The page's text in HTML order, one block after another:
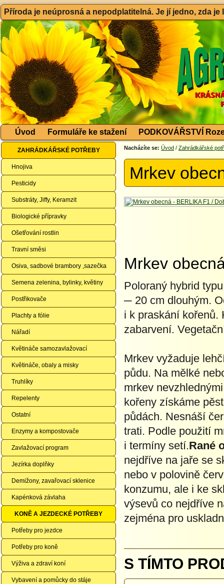
Příroda je neúprosná a nepodplatitelná. Je jí jedno, zda
Úvod Formuláře ke stažení PODKOVÁŘSTVÍ
ZAHRÁDKÁŘSKÉ POTŘEBY
Hnojiva
Pesticidy
Substráty, Jiffy, Keramzit
Biologické přípravky
Ošetřování rostlin
Travní směsi
Osiva, sadbové brambory ,sazečka
Semena zelenina, bylinky, květiny
Postřikovače
Plachty a fólie
Nářadí
Květináče samozavlažovací
Květináče, obaly a misky
Truhlíky
Repelenty
Ostatní
Enzymy a kompostovače
Zavlažovací program
Jezírka doplňky
Demižony, zavařovací sklenice
Kapénková závlaha
KONĚ A JEZDECKÉ POTŘEBY
Potřeby pro jezdce
Potřeby pro koně
Výživa a zdraví koní
Vybavení a pomůcky do stáje
Nacházíte se: Úvod / Zahrádkářské
Mrkev
Mrkev
Poloraný hybrid
─ 20 cm dlouhým.
i k praskání kořenů.
zabarvení.
Mrkev vyžaduje
půdu. Na mělké
mrkev
kořeny získáme
půdách. Nesnáší
trati. Podle použití
i termíny setí.Rané
nejdříve na jaře se
nebo v polovině
konzumu, ale i ke
výsevů co nejdříve
zejména pro
S TÍMTO